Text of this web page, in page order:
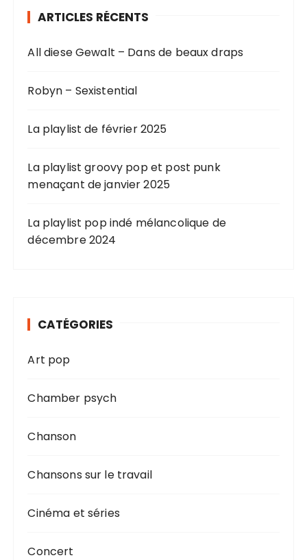
ARTICLES RÉCENTS
All diese Gewalt – Dans de beaux draps
Robyn – Sexistential
La playlist de février 2025
La playlist groovy pop et post punk
menaçant de janvier 2025
La playlist pop indé mélancolique de
décembre 2024
CATÉGORIES
Art pop
Chamber psych
Chanson
Chansons sur le travail
Cinéma et séries
Concert